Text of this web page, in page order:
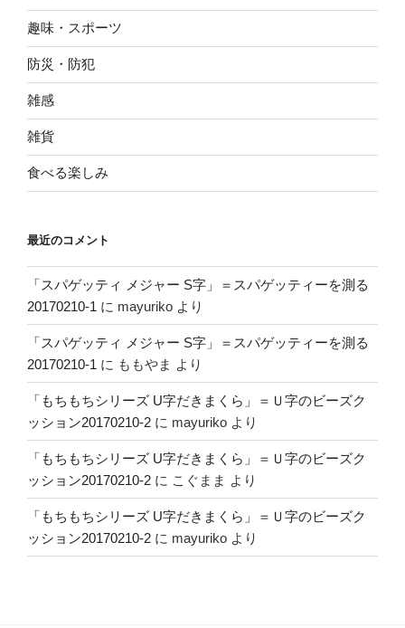
趣味・スポーツ
防災・防犯
雑感
雑貨
食べる楽しみ
最近のコメント
「スパゲッティ メジャー S字」＝スパゲッティーを測る
20170210-1 に mayuriko より
「スパゲッティ メジャー S字」＝スパゲッティーを測る
20170210-1 に ももやま より
「もちもちシリーズ U字だきまくら」＝Ｕ字のビーズク
ッション20170210-2 に mayuriko より
「もちもちシリーズ U字だきまくら」＝Ｕ字のビーズク
ッション20170210-2 に こぐまま より
「もちもちシリーズ U字だきまくら」＝Ｕ字のビーズク
ッション20170210-2 に mayuriko より